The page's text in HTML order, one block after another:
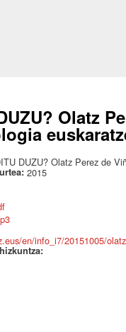
Olatz
DUZU? Olatz Perez de
2015
en/info_i7/20151005/